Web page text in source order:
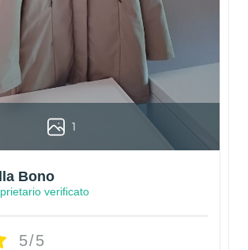
1
Bono
verificato
5/5